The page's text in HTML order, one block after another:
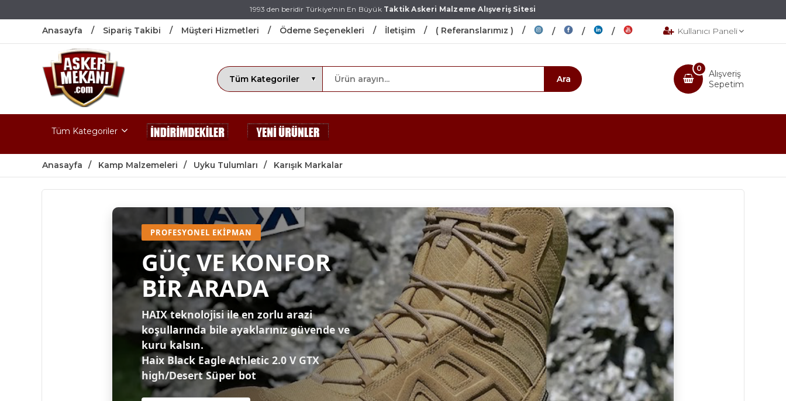
1993 den beridir Türkiye'nin En BüyükTaktik Askeri Malzeme Alışveriş Sitesi
Anasayfa Sipariş Takibi Müşteri Hizmetleri Ödeme Seçenekleri İletişim ( Referanslarımız ) Kullanıcı Paneli
Alışveriş
Sepetim
0
Tüm Kategoriler
Anasayfa Kamp Malzemeleri Uyku Tulumları Karışık Markalar
PROFESYONEL EKIPMAN
GÜÇ VE KONFOR
BİR ARADA
HAIX teknolojisi ile en zorlu arazi
koşullarında bile ayaklarınız güvende ve
kuru kalsın.
Haix Black Eagle Athletic 2.0 V GTX
high/Desert Süper bot